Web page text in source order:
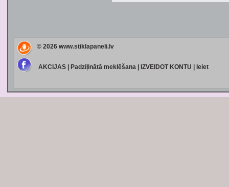
© 2026 www.stiklapaneli.lv
AKCIJAS| Padziļinātā meklēšana| IZVEIDOT KONTU Ieiet